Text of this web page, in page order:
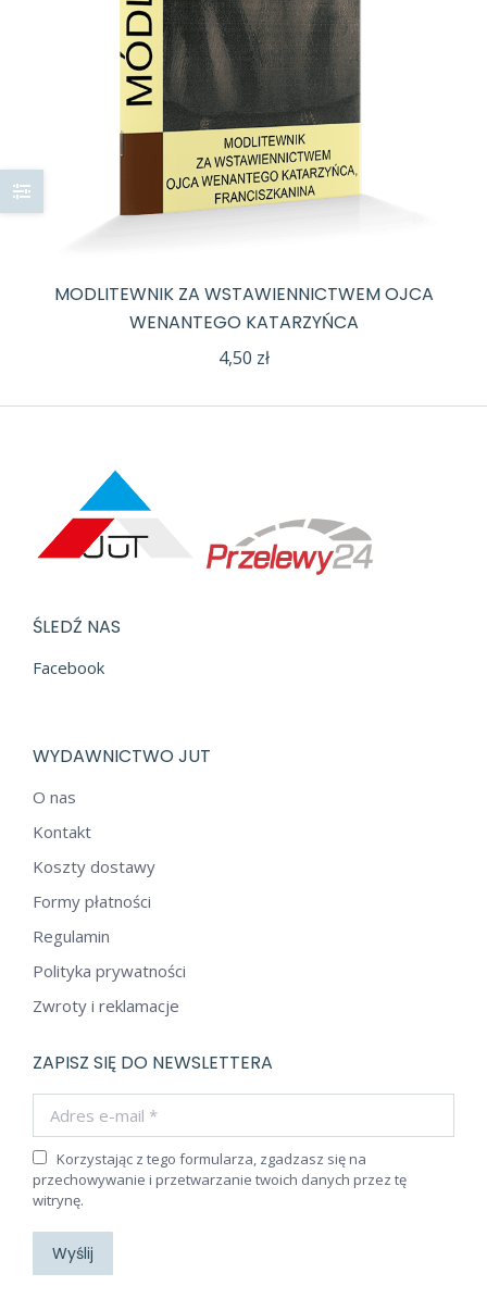
MODLITEWNIK ZA WSTAWIENNICTWEM OJCA
WENANTEGO KATARZYŃCA
4,50 zł
ŚLEDŹ NAS
Facebook
WYDAWNICTWO JUT
O nas
Kontakt
Koszty dostawy
Formy płatności
Regulamin
Polityka prywatności
Zwroty i reklamacje
ZAPISZ SIĘ DO NEWSLETTERA
Korzystając z tego formularza, zgadzasz się na
przechowywanie i przetwarzanie twoich danych przez tę
witrynę.
Wyślij